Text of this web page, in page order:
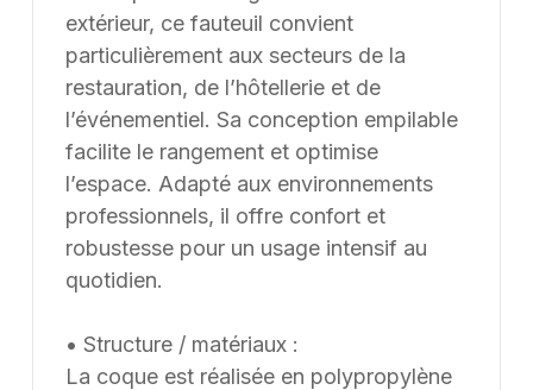
finitions et de coloris, selon les besoins du client. Nous
pouvons également développer des solutions sur
mesure à partir d’une feuille blanche, chaque projet
pouvant être conçu et ajusté selon les contraintes et
les usages spécifiques.
extérieur, ce fauteuil convient
particulièrement aux secteurs de la
restauration, de l’hôtellerie et de
l’événementiel. Sa conception empilable
facilite le rangement et optimise
l’espace. Adapté aux environnements
professionnels, il offre confort et
robustesse pour un usage intensif au
quotidien.
• Structure / matériaux :
La coque est réalisée en polypropylène